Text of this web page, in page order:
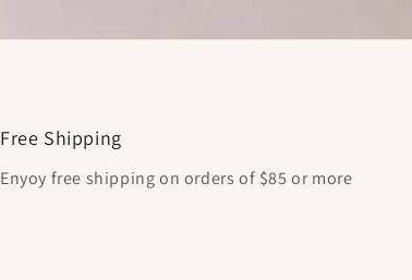
Free Shipping
Enyoy free shipping on orders of $85 or more